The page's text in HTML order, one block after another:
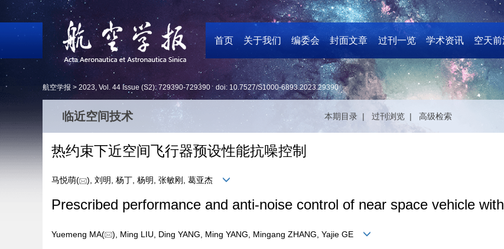
首页 关于我们 编委会 封面文章 过刊一览 学术资讯 空天
航空学报 > 2023, Vol. 44 Issue (S2): 729390-729390 doi: 10.7527/S1000-6893.2023.29390
临近空间技术 本期目录 | 过刊浏览 | 高级检索
热约束下近空间飞行器预设性能抗噪控制
马悦萌( ), 刘明, 杨丁, 杨明, 张敏刚, 葛亚杰
Prescribed performance and anti⁃noise control of near space vehicle
Yuemeng MA( ), Ming LIU, Ding YANG, Ming YANG, Mingang ZHANG, Yajie GE